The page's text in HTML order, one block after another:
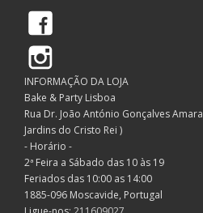
INFORMAÇÃO DA LOJA
Bake & Party Lisboa
Rua Dr. João António Gonçalves
Jardins do Cristo Rei )
- Horário -
2ª Feira a Sábado das 10 às 19
Feriados das 10:00 as 14:00
1885-096 Moscavide, Portugal